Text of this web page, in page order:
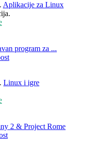
Aplikacije za Linux
program za ...
Linux i igre
2 & Project Rome